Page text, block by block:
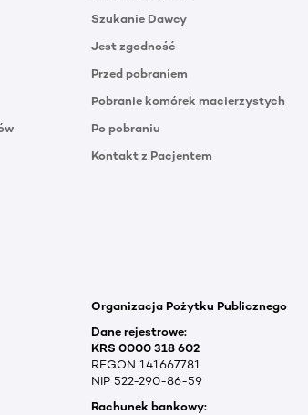
Szukanie Dawcy
Jest zgodność
Przed pobraniem
Pobranie komórek macierzystych
Po pobraniu
Kontakt z Pacjentem
Organizacja Pożytku Publicznego
Dane rejestrowe:
KRS 0000 318 602
REGON 141667781
NIP 522-290-86-59
Rachunek bankowy: